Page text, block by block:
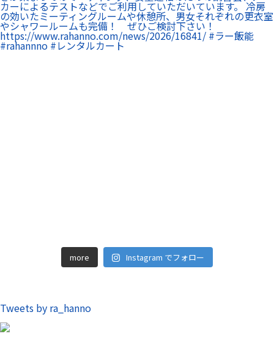
more Instagram でフォロー
Tweets by ra_hanno